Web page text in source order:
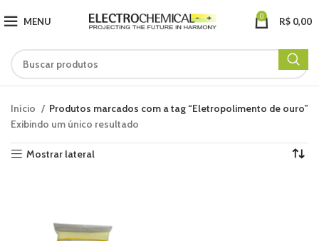
MENU 0 R$ 0,00
Início
Produtos marcados com a tag “Eletropolimento de ouro”
Exibindo um único resultado
Mostrar lateral